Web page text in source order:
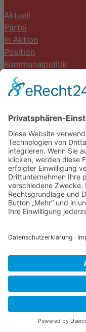
Aktuell
Partei
In Aktion
Position
Kommunalpolitik
Termine
DIE LINKE. Schwalm-
Steingasse 5
34613 Schwalmstadt
Tel.06691 8077899
info@die-linke-
Gesetzliches
Impressum
Cookie-Einstellungen
© 2026 DIE LINKE.
GeneratePress